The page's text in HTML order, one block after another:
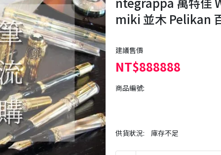
miki 並木 Pelikan
建議售價
NT$888888
商品編號:
供貨狀況: 庫存不足